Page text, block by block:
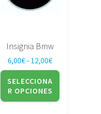
Insignia Bmw
6,00€ - 12,00€Rango de
SELECCIONA
R OPCIONES
opciones
en
página
de
producto